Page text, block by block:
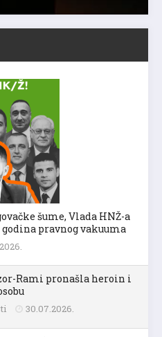
šume, Vlada HNŽ-a
godina pravnog vakuuma
Rami pronašla heroin i
30.07.2026.